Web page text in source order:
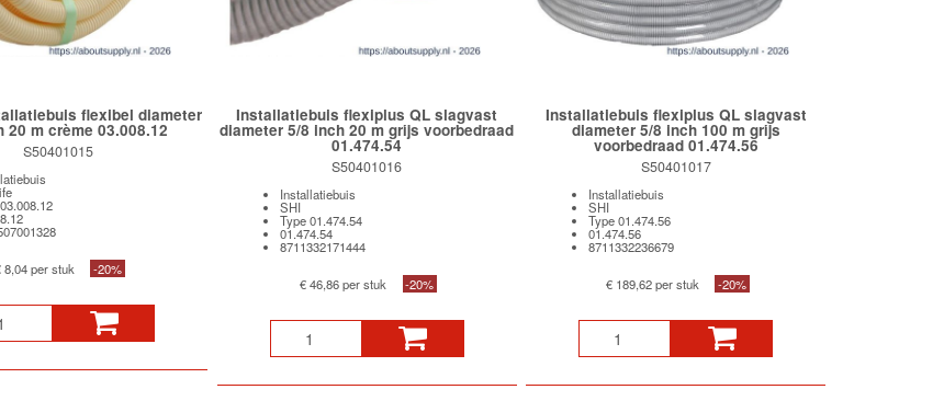
flexibel diameter
20 m crème 03.008.12
S50401015
8,04 per stuk -20%
Installatiebuis flexiplus QL slagvast
diameter 5/8 inch 20 m grijs voorbedraad
01.474.54
S50401016
Installatiebuis
SHI
Type 01.474.54
01.474.54
8711332171444
€ 46,86 per stuk -20%
Installatiebuis flexiplus QL slagvast
diameter 5/8 inch 100 m grijs
voorbedraad 01.474.56
S50401017
Installatiebuis
SHI
Type 01.474.56
01.474.56
8711332236679
€ 189,62 per stuk -20%